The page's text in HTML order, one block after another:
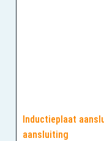
Inductieplaat
aansluiting